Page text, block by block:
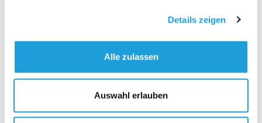
Details zeigen
Alle zulassen
Auswahl erlauben
Unternehmen:
© istock.com, GaudiLab | 1438443798